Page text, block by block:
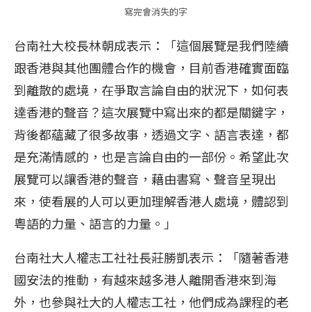
寫完會消失的字
台南社大校長林朝成表示：「這個展覽是我們陸續
跟香港與其他團體合作的機會，目前香港確實面臨
到離散的處境，在爭取言論自由的狀況下，如何表
達香港的聲音？這次展覽中寫出來的都是關鍵字，
背後都蘊藏了很多故事，透過文字、語言表達，都
是充滿情感的，也是言論自由的一部份。希望此次
展覽可以讓香港的聲音，藉由書寫、聲音呈現出
來，使看展的人可以更加理解香港人處境，體認到
粵語的力量、語言的力量。」
台南社大人權志工社社長莊勝凱表示：「隨著香港
國安法的推動，有越來越多港人離開香港來到海
外，也參與社大的人權志工社，他們成為課程的老